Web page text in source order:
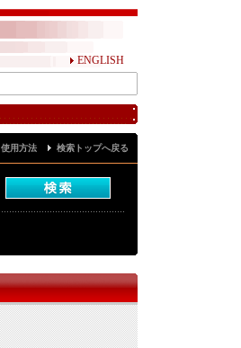
ENGLISH
使用方法 検索トップへ戻る